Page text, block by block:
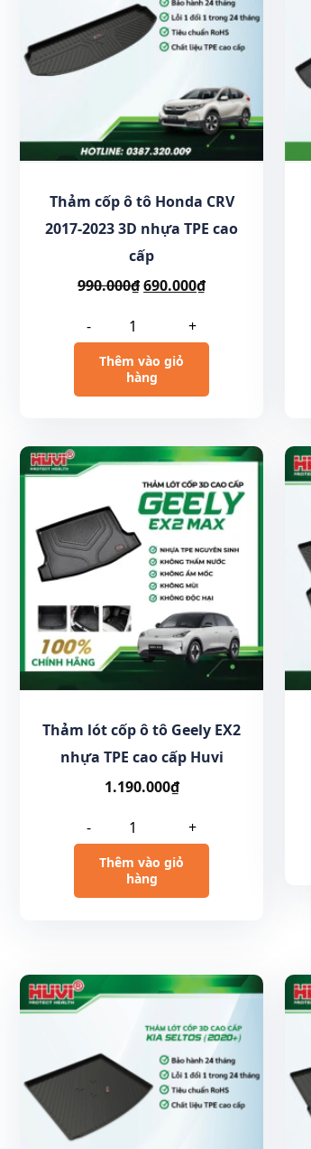
Thảm cốp ô tô Honda CRV
2017-2023 3D nhựa TPE cao
cấp
990.000₫690.000₫
- +
Thêm vào giỏ
hàng
Thảm lót cốp ô tô Geely EX2
nhựa TPE cao cấp Huvi
1.190.000₫
- +
Thêm vào giỏ
hàng